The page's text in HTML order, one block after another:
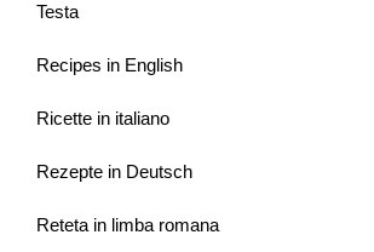
Testa
Recipes in English
Ricette in italiano
Rezepte in Deutsch
Reteta in limba romana